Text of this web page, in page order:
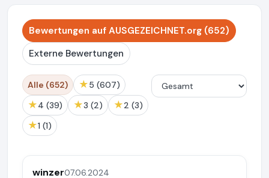
Bewertungen auf AUSGEZEICHNET.org (652)
Externe Bewertungen
Alle (652) ★ 5 (607)
★ 4 (39) ★ 3 (2) ★ 2 (3)
★ 1 (1)
winzer07.06.2024